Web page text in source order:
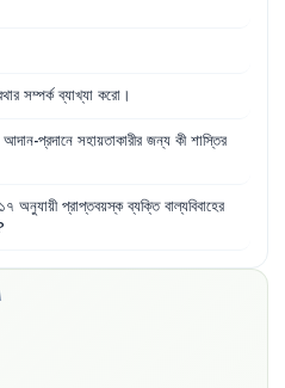
সম্পর্ক ব্যাখ্যা করো ।
আদান-প্রদানে সহায়তাকারীর জন্য কী শাস্তির
অনুযায়ী প্রাপ্তবয়স্ক ব্যক্তি বাল্যবিবাহের